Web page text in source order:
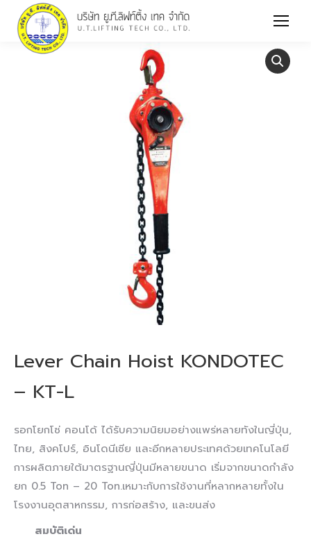
Lever Chain Hoist KONDOTEC
– KT-L
รอกโยกโซ่ คอนโด้ ได้รับความนิยมอย่างแพร่หลายทังในญี่ปุ่น,
ไทย, สิงคโปร์, อินโดนีเซีย และอีกหลายประเทศด้วยเทคโนโลยี
การผลิตภายใต้มาตรฐานญี่ปุ่นมีหลายขนาด เริ่มจากขนาดกำลัง
ยก 0.5 Ton – 20 Ton.เหมาะกับการใช้งานที่หลากหลายทั้งใน
โรงงานอุตสาหกรรม, การก่อสร้าง, และขนส่ง
สมบัติเด่น